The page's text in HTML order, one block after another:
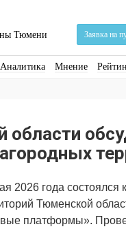
Тюмени Заявка на
Аналитика Мнение
года состоялся
Тюменской
платформы».